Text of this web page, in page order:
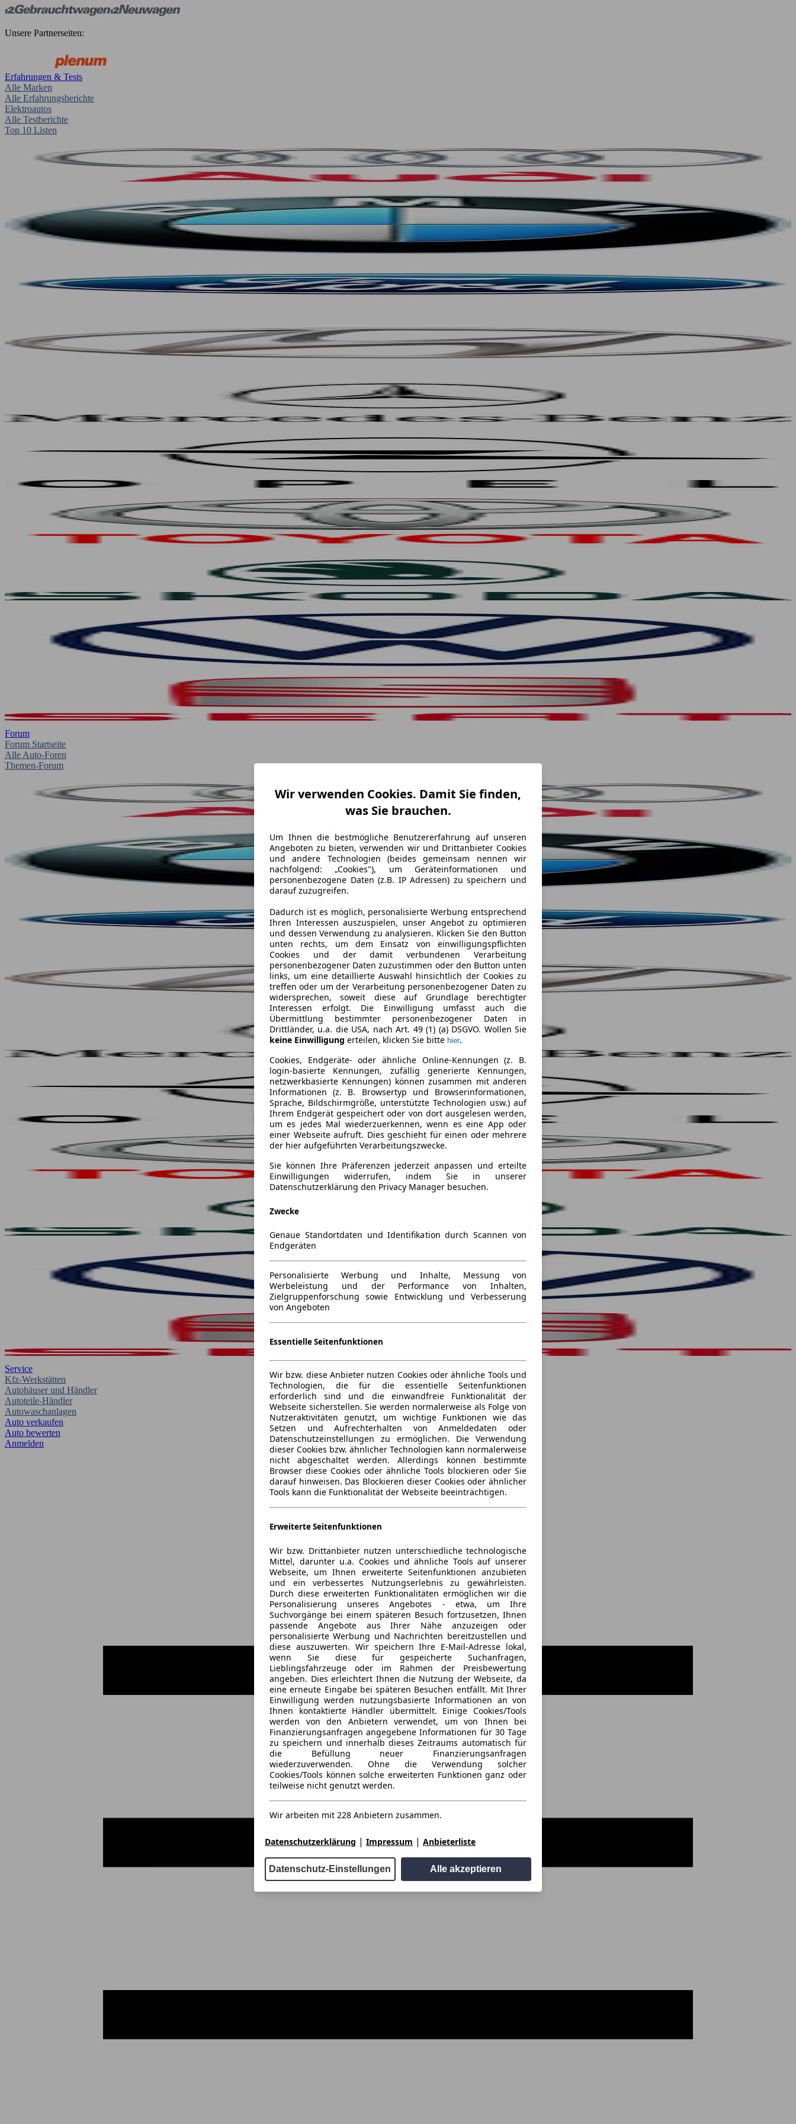
Unsere Partnerseiten:
Erfahrungen & Tests
Alle Marken
Alle Erfahrungsberichte
Elektroautos
Alle Testberichte
Top 10 Listen
Forum
Forum Startseite
Alle Auto-Foren
Themen-Forum
Service
Kfz-Werkstätten
Autohäuser und Händler
Autoteile-Händler
Autowaschanlagen
Auto verkaufen
Auto bewerten
Anmelden
Wir verwenden Cookies. Damit Sie finden,
was Sie brauchen.
Um Ihnen die bestmögliche Benutzererfahrung auf unseren
Angeboten zu bieten, verwenden wir und Drittanbieter Cookies
und andere Technologien (beides gemeinsam nennen wir
nachfolgend: „Cookies"), um Geräteinformationen und
personenbezogene Daten (z.B. IP Adressen) zu speichern und
darauf zuzugreifen.
Dadurch ist es möglich, personalisierte Werbung entsprechend
Ihren Interessen auszuspielen, unser Angebot zu optimieren
und dessen Verwendung zu analysieren. Klicken Sie den Button
unten rechts, um dem Einsatz von einwilligungspflichten
Cookies und der damit verbundenen Verarbeitung
personenbezogener Daten zuzustimmen oder den Button unten
links, um eine detaillierte Auswahl hinsichtlich der Cookies zu
treffen oder um der Verarbeitung personenbezogener Daten zu
widersprechen, soweit diese auf Grundlage berechtigter
Interessen erfolgt. Die Einwilligung umfasst auch die
Übermittlung bestimmter personenbezogener Daten in
Drittländer, u.a. die USA, nach Art. 49 (1) (a) DSGVO. Wollen Sie
keine Einwilligung erteilen, klicken Sie bitte hier.
Cookies, Endgeräte- oder ähnliche Online-Kennungen (z. B.
login-basierte Kennungen, zufällig generierte Kennungen,
netzwerkbasierte Kennungen) können zusammen mit anderen
Informationen (z. B. Browsertyp und Browserinformationen,
Sprache, Bildschirmgröße, unterstützte Technologien usw.) auf
Ihrem Endgerät gespeichert oder von dort ausgelesen werden,
um es jedes Mal wiederzuerkennen, wenn es eine App oder
einer Webseite aufruft. Dies geschieht für einen oder mehrere
der hier aufgeführten Verarbeitungszwecke.
Sie können Ihre Präferenzen jederzeit anpassen und erteilte
Einwilligungen widerrufen, indem Sie in unserer
Datenschutzerklärung den Privacy Manager besuchen.
Zwecke
Genaue Standortdaten und Identifikation durch Scannen von
Endgeräten
Personalisierte Werbung und Inhalte, Messung von
Werbeleistung und der Performance von Inhalten,
Zielgruppenforschung sowie Entwicklung und Verbesserung
von Angeboten
Essentielle Seitenfunktionen
Wir bzw. diese Anbieter nutzen Cookies oder ähnliche Tools und
Technologien, die für die essentielle Seitenfunktionen
erforderlich sind und die einwandfreie Funktionalität der
Webseite sicherstellen. Sie werden normalerweise als Folge von
Nutzeraktivitäten genutzt, um wichtige Funktionen wie das
Setzen und Aufrechterhalten von Anmeldedaten oder
Datenschutzeinstellungen zu ermöglichen. Die Verwendung
dieser Cookies bzw. ähnlicher Technologien kann normalerweise
nicht abgeschaltet werden. Allerdings können bestimmte
Browser diese Cookies oder ähnliche Tools blockieren oder Sie
darauf hinweisen. Das Blockieren dieser Cookies oder ähnlicher
Tools kann die Funktionalität der Webseite beeinträchtigen.
Erweiterte Seitenfunktionen
Wir bzw. Drittanbieter nutzen unterschiedliche technologische
Mittel, darunter u.a. Cookies und ähnliche Tools auf unserer
Webseite, um Ihnen erweiterte Seitenfunktionen anzubieten
und ein verbessertes Nutzungserlebnis zu gewährleisten.
Durch diese erweiterten Funktionalitäten ermöglichen wir die
Personalisierung unseres Angebotes - etwa, um Ihre
Suchvorgänge bei einem späteren Besuch fortzusetzen, Ihnen
passende Angebote aus Ihrer Nähe anzuzeigen oder
personalisierte Werbung und Nachrichten bereitzustellen und
diese auszuwerten. Wir speichern Ihre E-Mail-Adresse lokal,
wenn Sie diese für gespeicherte Suchanfragen,
Lieblingsfahrzeuge oder im Rahmen der Preisbewertung
angeben. Dies erleichtert Ihnen die Nutzung der Webseite, da
eine erneute Eingabe bei späteren Besuchen entfällt. Mit Ihrer
Einwilligung werden nutzungsbasierte Informationen an von
Ihnen kontaktierte Händler übermittelt. Einige Cookies/Tools
werden von den Anbietern verwendet, um von Ihnen bei
Finanzierungsanfragen angegebene Informationen für 30 Tage
zu speichern und innerhalb dieses Zeitraums automatisch für
die Befüllung neuer Finanzierungsanfragen
wiederzuverwenden. Ohne die Verwendung solcher
Cookies/Tools können solche erweiterten Funktionen ganz oder
teilweise nicht genutzt werden.
Wir arbeiten mit 228 Anbietern zusammen.
Datenschutzerklärung | Impressum | Anbieterliste
Datenschutz-Einstellungen Alle akzeptieren